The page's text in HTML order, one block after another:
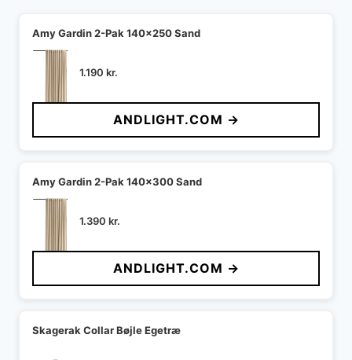
Amy Gardin 2-Pak 140x250 Sand
1.190 kr.
ANDLIGHT.COM →
Amy Gardin 2-Pak 140x300 Sand
1.390 kr.
ANDLIGHT.COM →
Skagerak Collar Bøjle Egetræ